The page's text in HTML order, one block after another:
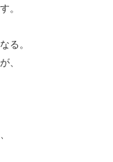
。
る。
、